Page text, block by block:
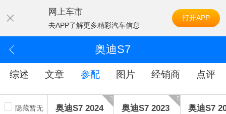
网上车市
去APP了解更多精彩汽车信息
打开APP
奥迪S7
综述 文章 参配 图片 经销商 点评
隐藏暂无
奥迪S7 2024
奥迪S7 2023
奥迪S7